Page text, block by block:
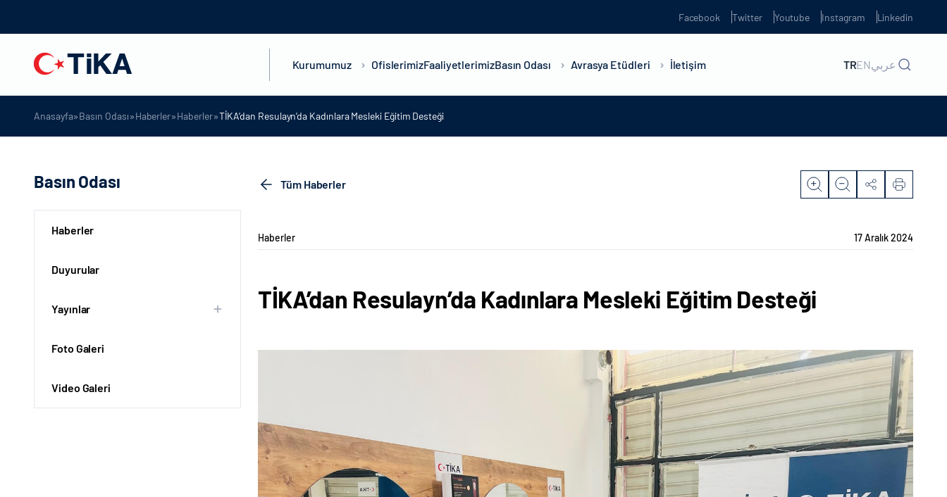
Facebook Twitter Youtube Instagram Linkedin
Kurumumuz OfislerimizFaaliyetlerimizBasın Odası Avrasya Etüdleri İletişim TRENعربي
Anasayfa»Basın Odası»Haberler»Haberler»TİKA’dan Resulayn’da Kadınlara Mesleki Eğitim Desteği
Basın Odası
Haberler
Duyurular
Yayınlar
Foto Galeri
Video Galeri
Tüm Haberler
Haberler 17 Aralık 2024
TİKA’dan Resulayn’da Kadınlara Mesleki Eğitim Desteği